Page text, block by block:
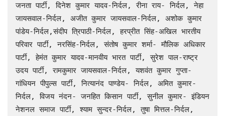
जनता पार्टी, दिनेश कुमार यादव-निर्दल, रीना राय- निर्दल, नेहा
जायसवाल-निर्दल, अजीत कुमार जायसवाल-निर्दल, अशोक कुमार
पांडेय-निर्दल,संदीप त्रिपाठी-निर्दल, हरप्रीत सिंह-अखिल भारतीय
परिवार पार्टी, नरसिंह-निर्दल, संतोष कुमार शर्मा- मौलिक अधिकार
पार्टी, हेमंत कुमार यादव-मानवीय भारत पार्टी, सुरेश पाल-राष्ट्र
उदय पार्टी, रामकुमार जायसवाल-निर्दल, यशवंत कुमार गुप्ता-
गांधियन पीपुल्स पार्टी, नित्यानंद पाण्डेय- निर्दल, अमित कुमार-
निर्दल, विजय नंदन- जनहित किसान पार्टी, सुनील कुमार- इंडियन
नेशनल समाज पार्टी, श्याम सुन्दर-निर्दल, तुषा मित्तल-निर्दल,